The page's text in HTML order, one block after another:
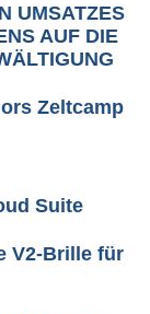
UMSATZES
AUF DIE
Zeltcamp
Suite
V2-Brille für